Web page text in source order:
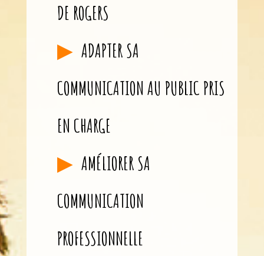
DE ROGERS
ADAPTER SA
COMMUNICATION AU PUBLIC PRIS
EN CHARGE
AMÉLIORER SA
COMMUNICATION
PROFESSIONNELLE